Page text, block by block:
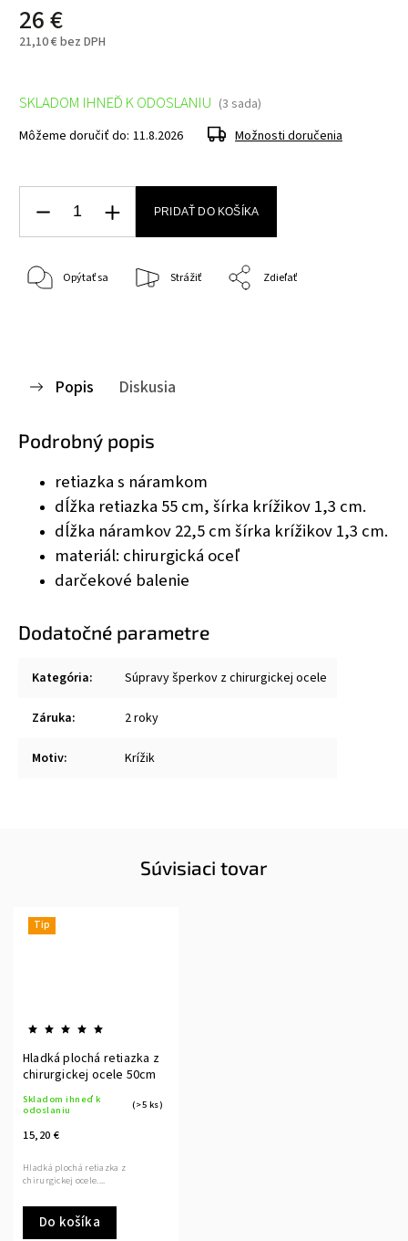
26 €
21,10 € bez DPH
SKLADOM IHNEĎ K ODOSLANIU (3 sada)
Môžeme doručiť do: 11.8.2026 Možnosti doručenia
PRIDAŤ DO KOŠÍKA
Opýtať sa Strážiť Zdieľať
Popis Diskusia
Podrobný popis
retiazka s náramkom
dĺžka retiazka 55 cm, šírka krížikov 1,3 cm.
dĺžka náramkov 22,5 cm šírka krížikov 1,3 cm.
materiál: chirurgická oceľ
darčekové balenie
Dodatočné parametre
Kategória: Súpravy šperkov z chirurgickej ocele
Záruka: 2 roky
Motiv: Krížik
Súvisiaci tovar
Tip
Hladká plochá retiazka z
chirurgickej ocele 50cm
Skladom ihneď k
odoslaniu
(>5 ks)
15,20 €
Do košíka
Hladká plochá retiazka z
chirurgickej ocele....